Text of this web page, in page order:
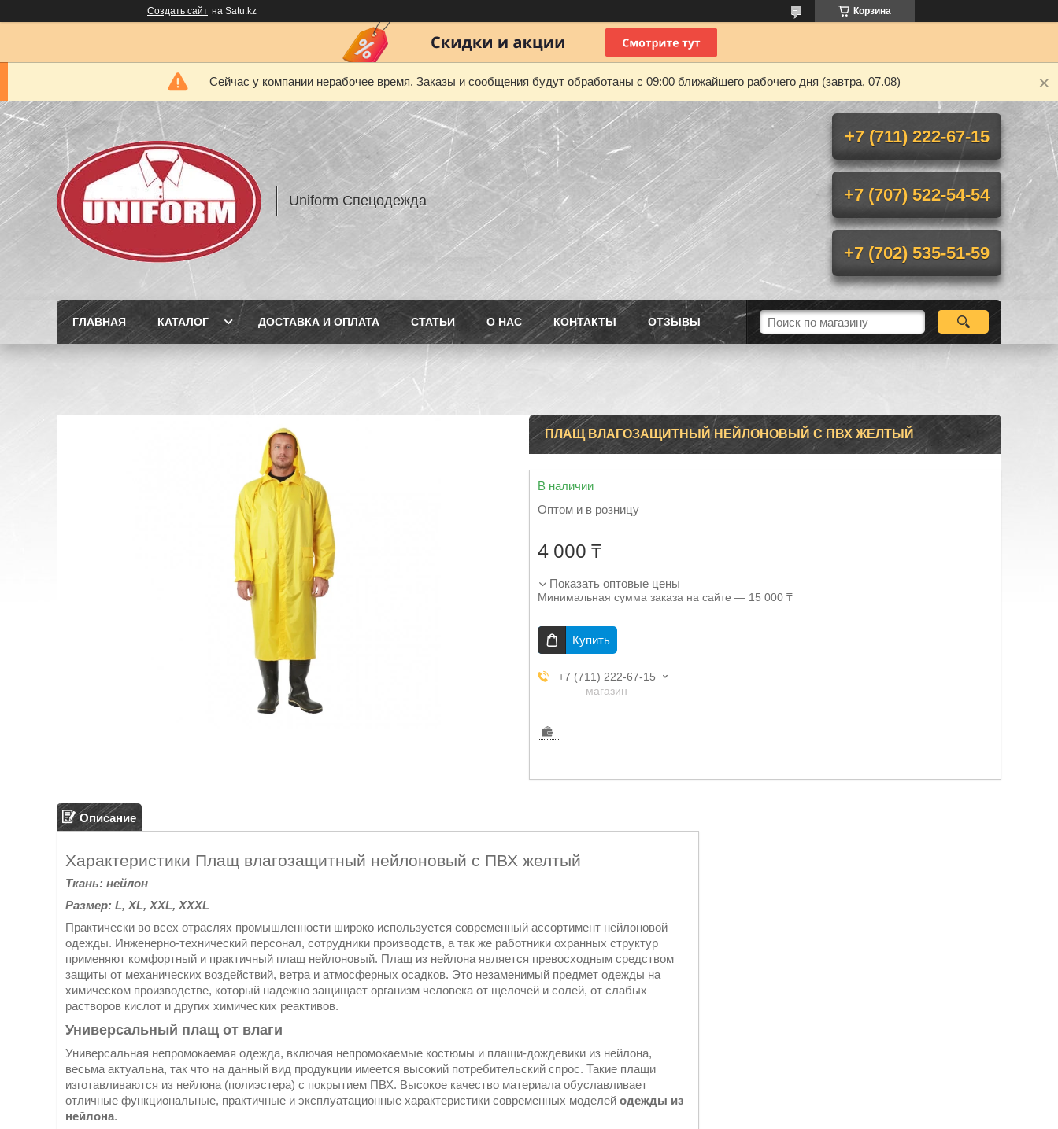
Создать сайт на Satu.kz Корзина
Сейчас у компании нерабочее время. Заказы и сообщения будут обработаны с 09:00 ближайшего рабочего дня (завтра, 07.08)
Uniform Спецодежда
+7 (711) 222-67-15
+7 (707) 522-54-54
+7 (702) 535-51-59
ГЛАВНАЯ КАТАЛОГ ДОСТАВКА И ОПЛАТА СТАТЬИ О НАС КОНТАКТЫ ОТЗЫВЫ
ПЛАЩ ВЛАГОЗАЩИТНЫЙ НЕЙЛОНОВЫЙ С ПВХ ЖЕЛТЫЙ
В наличии
Оптом и в розницу
4 000 ₸
Показать оптовые цены
Минимальная сумма заказа на сайте — 15 000 ₸
Купить
+7 (711) 222-67-15
магазин
Описание
Характеристики Плащ влагозащитный нейлоновый с ПВХ желтый
Ткань: нейлон
Размер: L, XL, XXL, XXXL
Практически во всех отраслях промышленности широко используется современный ассортимент нейлоновой
одежды. Инженерно-технический персонал, сотрудники производств, а так же работники охранных структур
применяют комфортный и практичный плащ нейлоновый. Плащ из нейлона является превосходным средством
защиты от механических воздействий, ветра и атмосферных осадков. Это незаменимый предмет одежды на
химическом производстве, который надежно защищает организм человека от щелочей и солей, от слабых
растворов кислот и других химических реактивов.
Универсальный плащ от влаги
Универсальная непромокаемая одежда, включая непромокаемые костюмы и плащи-дождевики из нейлона,
весьма актуальна, так что на данный вид продукции имеется высокий потребительский спрос. Такие плащи
изготавливаются из нейлона (полиэстера) с покрытием ПВХ. Высокое качество материала обуславливает
отличные функциональные, практичные и эксплуатационные характеристики современных моделей одежды из
нейлона.